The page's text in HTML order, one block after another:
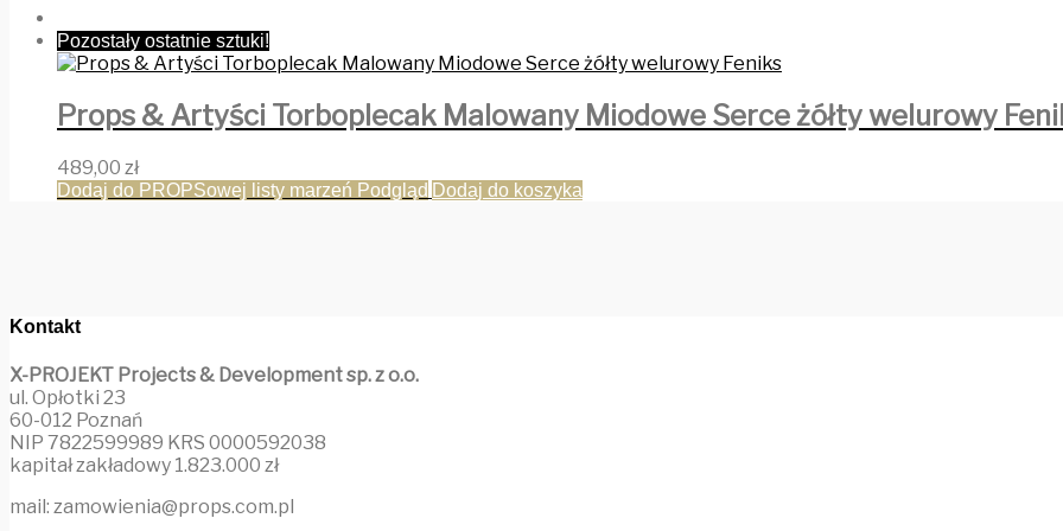
Pozostały ostatnie sztuki!
Props & Artyści Torboplecak Malowany Miodowe Serce żółty welurowy
489,00 zł
Dodaj do PROPSowej listy marzeń Podgląd Dodaj do koszyka
Kontakt
X-PROJEKT Projects & Development sp. z o.o.
ul. Opłotki 23
60-012 Poznań
NIP 7822599989 KRS 0000592038
kapitał zakładowy 1.823.000 zł
mail: zamowienia@props.com.pl